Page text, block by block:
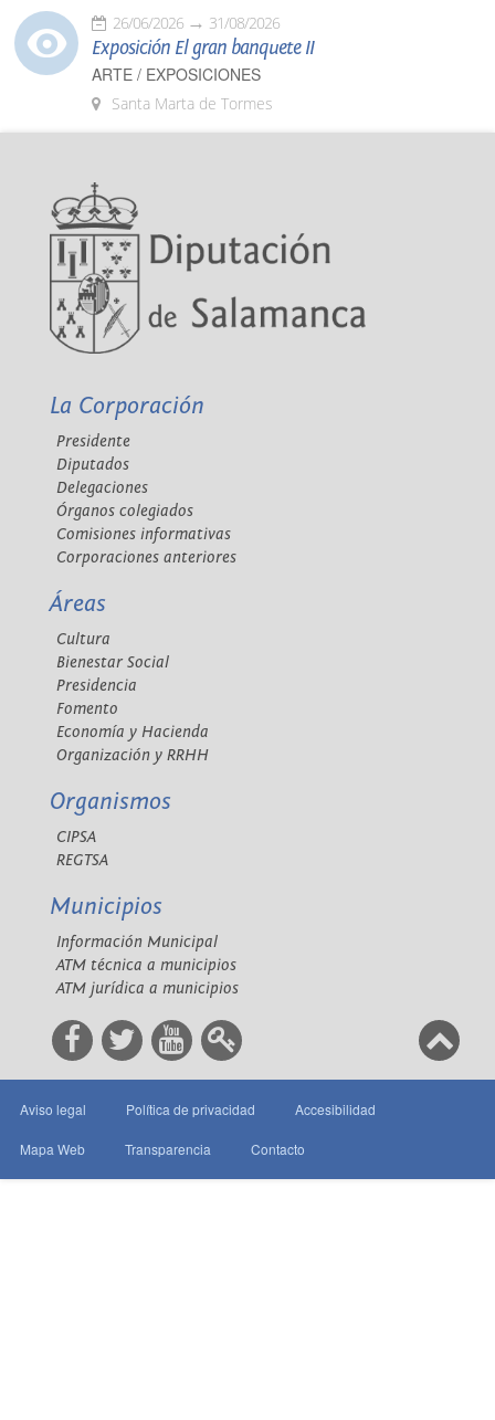
26/06/2026 31/08/2026
Exposición El gran banquete II
ARTE / EXPOSICIONES
Santa Marta de Tormes
La Corporación
Presidente
Diputados
Delegaciones
Órganos colegiados
Comisiones informativas
Corporaciones anteriores
Áreas
Cultura
Bienestar Social
Presidencia
Fomento
Economía y Hacienda
Organización y RRHH
Organismos
CIPSA
REGTSA
Municipios
Información Municipal
ATM técnica a municipios
ATM jurídica a municipios
Aviso legal Política de privacidad Accesibilidad
Mapa Web Transparencia Contacto